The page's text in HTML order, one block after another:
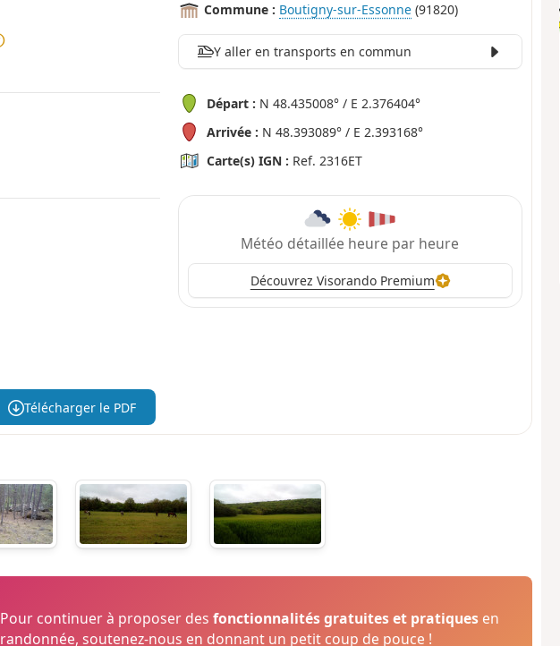
Commune : Boutigny-sur-Essonne (91820)
Y aller en transports en commun
Départ : N 48.435008° / E 2.376404°
Arrivée : N 48.393089° / E 2.393168°
Carte(s) IGN : Ref. 2316ET
Météo détaillée heure par heure
Découvrez Visorando Premium
Télécharger le PDF
Pour continuer à proposer desfonctionnalités gratuites et pratiques en
randonnée, soutenez-nous en donnant un petit coup de pouce !